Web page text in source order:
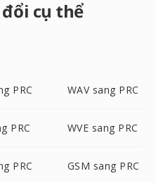
cụ thể
PRC WAV sang PRC
PRC WVE sang PRC
PRC GSM sang PRC